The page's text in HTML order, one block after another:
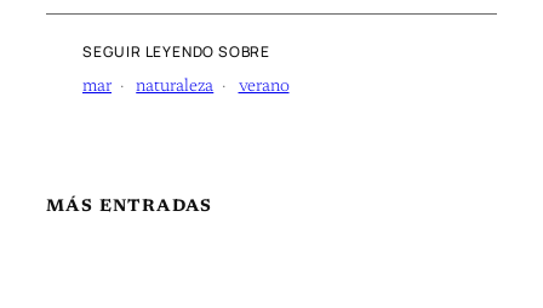
SEGUIR LEYENDO SOBRE
mar naturaleza verano
MÁS ENTRADAS